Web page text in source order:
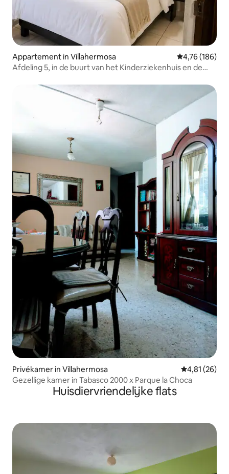
Appartement in Villahermosa Gemiddelde
4,76 (186)
Afdeling 5, in de buurt van het Kinderziekenhuis en de
Geneeskunde
Privékamer in Villahermosa Gemiddelde
4,81 (26)
Gezellige kamer in Tabasco 2000 x Parque la Choca
Huisdiervriendelijke flats